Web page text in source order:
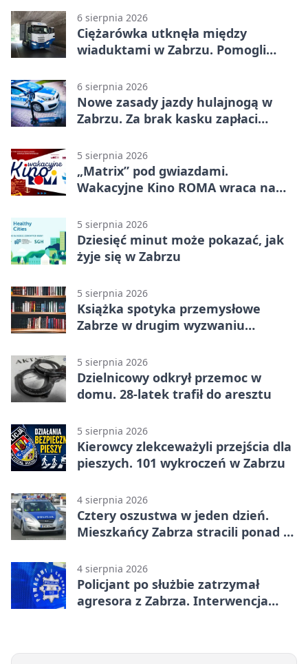
6 sierpnia 2026
Ciężarówka utknęła między
wiaduktami w Zabrzu. Pomogli
6 sierpnia 2026
Nowe zasady jazdy hulajnogą w
Zabrzu. Za brak kasku zapłaci
5 sierpnia 2026
„Matrix” pod gwiazdami.
Wakacyjne Kino ROMA wraca na
5 sierpnia 2026
Dziesięć minut może pokazać, jak
żyje się w Zabrzu
5 sierpnia 2026
Książka spotyka przemysłowe
Zabrze w drugim wyzwaniu
5 sierpnia 2026
Dzielnicowy odkrył przemoc w
domu. 28-latek trafił do aresztu
5 sierpnia 2026
Kierowcy zlekceważyli przejścia dla
pieszych. 101 wykroczeń w Zabrzu
4 sierpnia 2026
Cztery oszustwa w jeden dzień.
Mieszkańcy Zabrza stracili ponad 6
4 sierpnia 2026
Policjant po służbie zatrzymał
agresora z Zabrza. Interwencja